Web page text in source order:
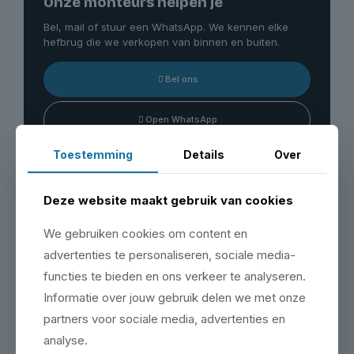
Bel, mail of stuur een WhatsApp. We kennen elke
hefbrug die we verkopen van binnen en buiten.
Bel ons
Open WhatsApp
Bezoek onze showroom
Zeemanlaan 16 in IJsselstein.
Plan je bezoek
Toestemming Details Over
Deze website maakt gebruik van cookies
We gebruiken cookies om content en
advertenties te personaliseren, sociale media-
functies te bieden en ons verkeer te analyseren.
Informatie over jouw gebruik delen we met onze
partners voor sociale media, advertenties en
analyse.